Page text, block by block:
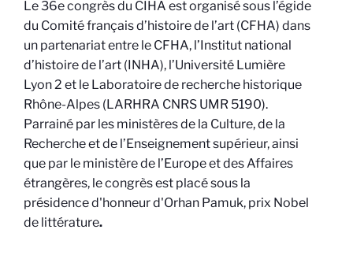
Le 36e congrès du CIHA est organisé sous l’égide
du Comité français d’histoire de l’art (CFHA) dans
un partenariat entre le CFHA, l’Institut national
d’histoire de l’art (INHA), l’Université Lumière
Lyon 2 et le Laboratoire de recherche historique
Rhône-Alpes (LARHRA CNRS UMR 5190).
Parrainé par les ministères de la Culture, de la
Recherche et de l’Enseignement supérieur, ainsi
que par le ministère de l’Europe et des Affaires
étrangères, le congrès est placé sous la
présidence d'honneur d'Orhan Pamuk, prix Nobel
de littérature.